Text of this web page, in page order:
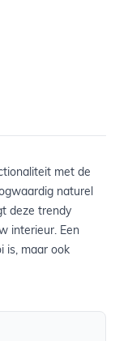
met de
naturel
deze trendy
interieur. Een
is, maar ook